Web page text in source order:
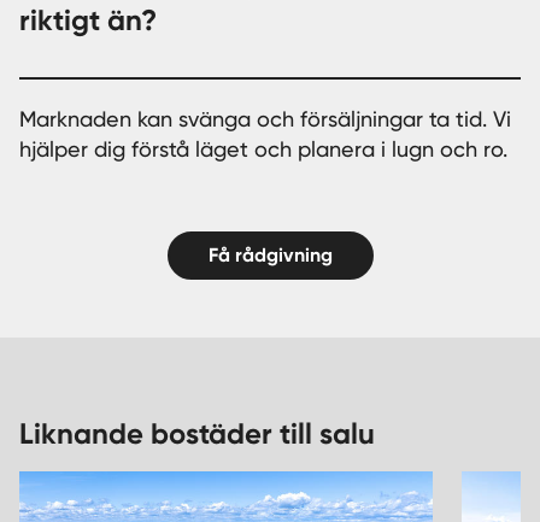
riktigt än?
Marknaden kan svänga och försäljningar ta tid. Vi
hjälper dig förstå läget och planera i lugn och ro.
Få rådgivning
Liknande bostäder till salu